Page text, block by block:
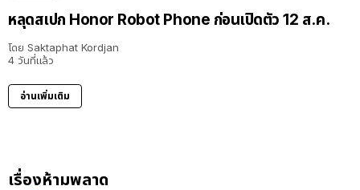
หลุดสเปก Honor Robot Phone ก่อนเปิดตัว 12 ส.ค.
โดย Saktaphat Kordjan
4 วันที่แล้ว
อ่านเพิ่มเติม
เรื่องห้ามพลาด